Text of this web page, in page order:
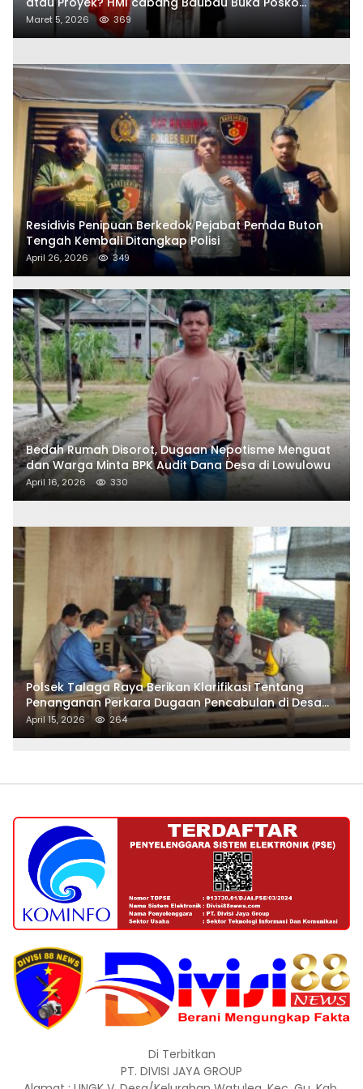
Aduan Masyarakat
Maret 5, 2026 369
Residivis Penipuan Berkedok Pejabat Pemda Buton
Tengah Kembali Ditangkap Polisi
April 26, 2026 349
Bedah Rumah Disorot, Dugaan Nepotisme Menguat
dan Warga Minta BPK Audit Dana Desa di Lowulowu
April 16, 2026 330
Polsek Talaga Raya Berikan Klarifikasi Tentang
Penanganan Perkara Dugaan Pencabulan di Desa
Talaga Besar
April 15, 2026 264
Di Terbitkan
PT. DIVISI JAYA GROUP